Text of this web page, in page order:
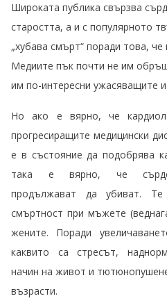
Широката публика свързва
старостта, а и с популярното
„хубава смърт“ поради това,
Медиите пък почти не им
им по-интересни ужасяващите
Но ако е вярно, че
прогресиращите медицински
е в състояние да подобрява
така е вярно, че
продължават да убиват.
смъртност при мъжете
жените. Поради
каквито са стресът,
начин на живот и
възрасти.